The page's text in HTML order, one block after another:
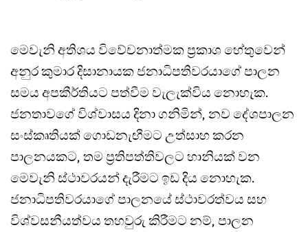
මෙවැනි අතිශය විවේචනාත්මක ප්‍රකාශ හේතුවෙන්
අනුර කුමාර දිසානායක ජනාධිපතිවරයාගේ පාලන
සමය අපකීර්තියට පත්වීම වැලැක්විය නොහැක.
ජනතාවගේ විශ්වාසය දිනා ගනිමින්, නව දේශපාලන
සංස්කෘතියක් ගොඩනැඟීමට උත්සාහ කරන
පාලනයකට, තම ප්‍රතිපත්තිවලට හානියක් වන
මෙවැනි ස්ථාවරයන් දැරීමට ඉඩ දිය නොහැක.
ජනාධිපතිවරයාගේ පාලනයේ ස්ථාවරත්වය සහ
විශ්වසනීයත්වය තහවුරු කිරීමට නම්, පාලන